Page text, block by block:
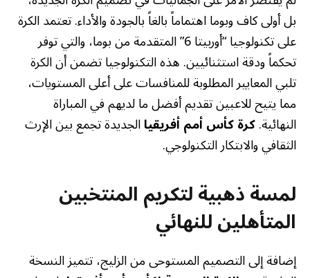
بل أولى كاف وبوما اهتماماً بالغاً بالجودة والأداء. تعتمد الكرة
على تكنولوجيا “أوربيتا 6” المتقدمة من بوما، والتي توفر
تحكماً ودقة استثنائيين. هذه التكنولوجيا تضمن أن الكرة
تلبي المعايير المطلوبة للمنافسات على أعلى المستويات،
مما يتيح للاعبين تقديم أفضل ما لديهم في المباراة
النهائية.كرة كأس أمم أفريقياالجديدة تجمع بين الإرث
الثقافي والابتكار التكنولوجي.
لمسة ذهبية لتكريم المنتخبين
المتأهلين للنهائي
إضافة إلى التصميم المستوحى من الزليج، تتميز النسخة